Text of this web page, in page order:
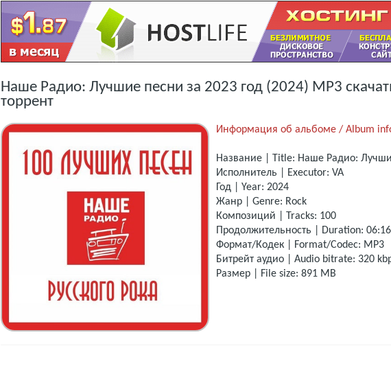
Наше Радио: Лучшие песни за 2023 год (2024) MP3
торрент
Информация об альбоме / Album
Название | Title: Наше Радио:
Исполнитель | Executor: VA
Год | Year: 2024
Жанр | Genre: Rock
Композиций | Tracks: 100
Продолжительность | Duration:
Формат/Кодек | Format/Codec: MP3
Битрейт аудио | Audio bitrate: 320
Размер | File size: 891 MB